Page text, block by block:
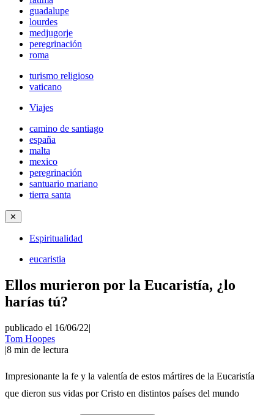
guadalupe
lourdes
medjugorje
peregrinación
roma
turismo religioso
vaticano
Viajes
camino de santiago
españa
malta
mexico
peregrinación
santuario mariano
tierra santa
✕
Espiritualidad
eucaristia
Ellos murieron por la Eucaristía, ¿lo
harías tú?
publicado el 16/06/22|
Tom Hoopes
|8 min de lectura
Impresionante la fe y la valentía de estos mártires de la Eucaristía
que dieron sus vidas por Cristo en distintos países del mundo